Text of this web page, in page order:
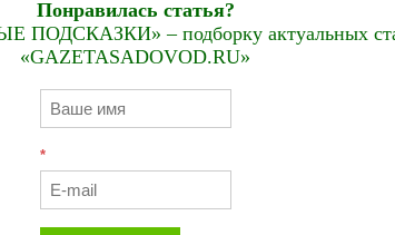
Понравилась статья?
ПОДСКАЗКИ» – подборку актуальных
«GAZETASADOVOD.RU»
*